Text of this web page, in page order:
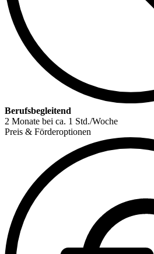
Berufsbegleitend
2 Monate bei ca. 1 Std./Woche
Preis & Förderoptionen